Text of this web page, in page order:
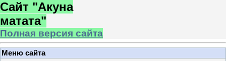
Сайт "Акуна
матата"
Полная версия сайта
Меню сайта